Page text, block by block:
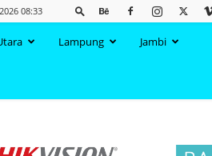
08:33
Lampung Jambi